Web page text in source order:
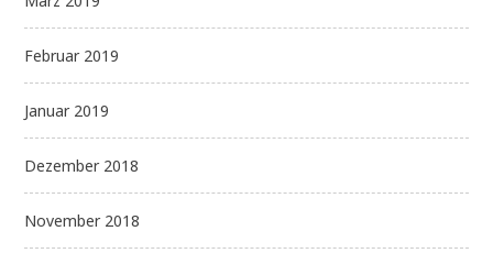
Februar 2019
Januar 2019
Dezember 2018
November 2018